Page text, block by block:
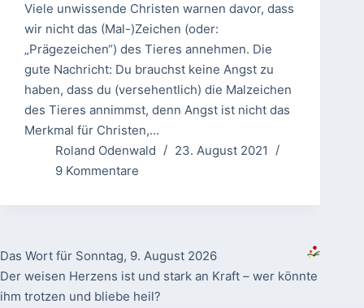
Viele unwissende Christen warnen davor, dass
wir nicht das (Mal-)Zeichen (oder:
„Prägezeichen“) des Tieres annehmen. Die
gute Nachricht: Du brauchst keine Angst zu
haben, dass du (versehentlich) die Malzeichen
des Tieres annimmst, denn Angst ist nicht das
Merkmal für Christen,…
Roland Odenwald
23. August 2021
9 Kommentare
Das Wort für Sonntag, 9. August 2026
Der weisen Herzens ist und stark an Kraft – wer könnte
ihm trotzen und bliebe heil?